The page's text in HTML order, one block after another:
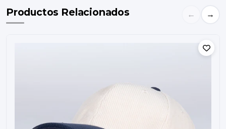
Productos Relacionados ← →